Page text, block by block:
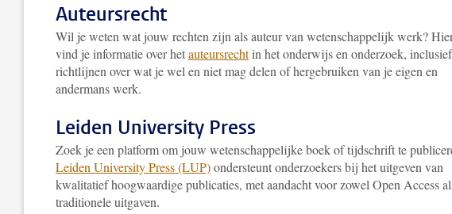
Auteursrecht
Wil je weten wat jouw rechten zijn als auteur van wetenschappelijk werk?
vind je informatie over hetauteursrechtin het onderwijs en onderzoek, inclusief
richtlijnen over wat je wel en niet mag delen of hergebruiken van je eigen en
andermans werk.
Leiden University Press
Zoek je een platform om jouw wetenschappelijke boek of tijdschrift te
Leiden University Press (LUP)ondersteunt onderzoekers bij het uitgeven van
kwalitatief hoogwaardige publicaties, met aandacht voor zowel Open Access
traditionele uitgaven.